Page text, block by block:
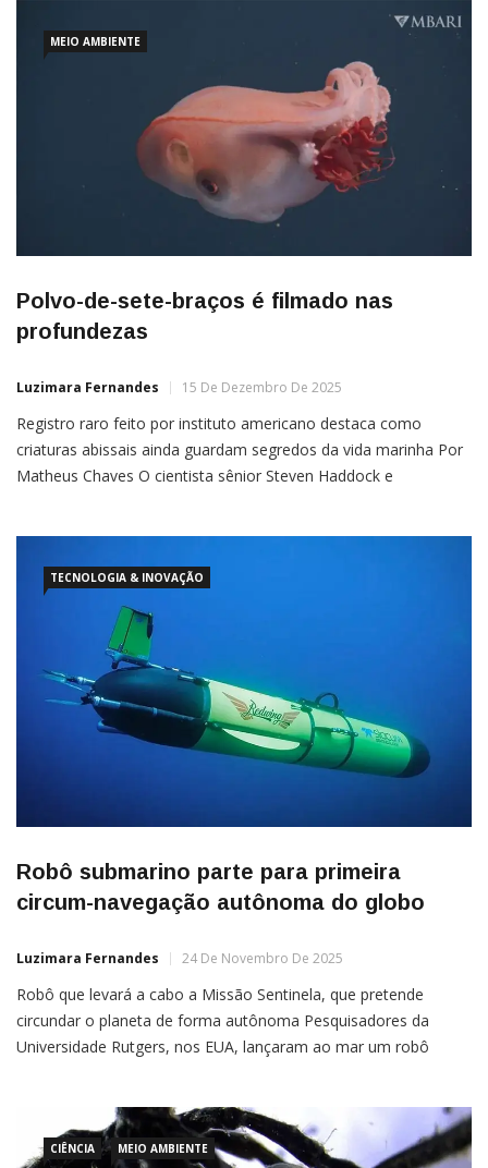
MEIO AMBIENTE
Polvo-de-sete-braços é filmado nas
profundezas
Luzimara Fernandes 15 De Dezembro De 2025
Registro raro feito por instituto americano destaca como
criaturas abissais ainda guardam segredos da vida marinha Por
Matheus Chaves O cientista sênior Steven Haddock e
TECNOLOGIA & INOVAÇÃO
Robô submarino parte para primeira
circum-navegação autônoma do globo
Luzimara Fernandes 24 De Novembro De 2025
Robô que levará a cabo a Missão Sentinela, que pretende
circundar o planeta de forma autônoma Pesquisadores da
Universidade Rutgers, nos EUA, lançaram ao mar um robô
navegação do planeta feita por um robô submarino.Embora já
existam robôs submarinos […]
CIÊNCIA MEIO AMBIENTE